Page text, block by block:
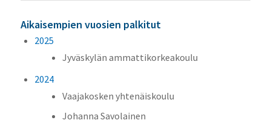
Aikaisempien vuosien palkitut
2025
Jyväskylän ammattikorkeakoulu
2024
Vaajakosken yhtenäiskoulu
Johanna Savolainen